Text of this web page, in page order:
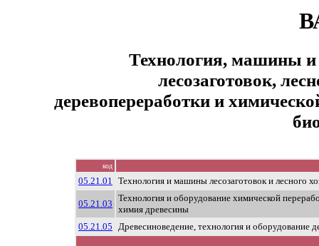
Технология, машины и
лесозаготовок,
деревопереработки и
код
05.21.01 Технология и машины лесозаготовок и лесного
05.21.03
Технология и оборудование химической
химия древесины
05.21.05 Древесиноведение, технология и оборудование